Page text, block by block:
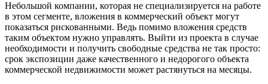
Небольшой компании, которая не специализируется на работе
в этом сегменте, вложения в коммерческий объект могут
показаться рискованными. Ведь помимо вложения средств
таким объектом нужно управлять. Выйти из проекта в случае
необходимости и получить свободные средства не так просто:
срок экспозиции даже качественного и недорогого объекта
коммерческой недвижимости может растянуться на месяцы.